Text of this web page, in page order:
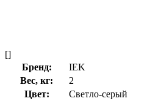
[]
Бренд:
IEK
Вес, кг:
2
Цвет:
Светло-серый